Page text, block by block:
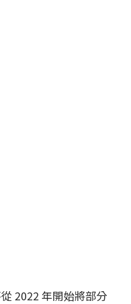
2022 年開始將部分